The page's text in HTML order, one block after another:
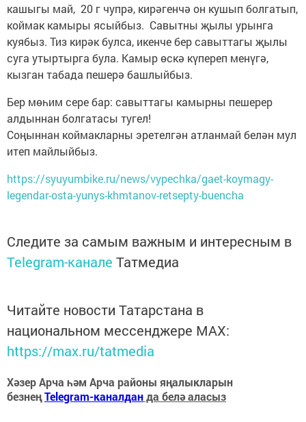
кашыгы май, 20 г чупрә, кирәгенчә он кушып болгатып,
коймак камыры ясыйбыз. Савытны җылы урынга
куябыз. Тиз кирәк булса, икенче бер савыттагы җылы
суга утыртырга була. Камыр өскә күпереп менүгә,
кызган табада пешерә башлыйбыз.
Бер мөһим сере бар: савыттагы камырны пешерер
алдыннан болгатасы тугел!
Соңыннан коймакларны эретелгән атланмай белән мул
итеп майлыйбыз.
https://syuyumbike.ru/news/vypechka/gaet-koymagy-
legendar-osta-yunys-khmtanov-retsepty-buencha
Следите за самым важным и интересным в
Telegram-канале Татмедиа
Читайте новости Татарстана в
национальном мессенджере MАХ:
https://max.ru/tatmedia
Хәзер Арча һәм Арча районы яңалыкларын
безнеңTelegram-каналданда белә аласыз